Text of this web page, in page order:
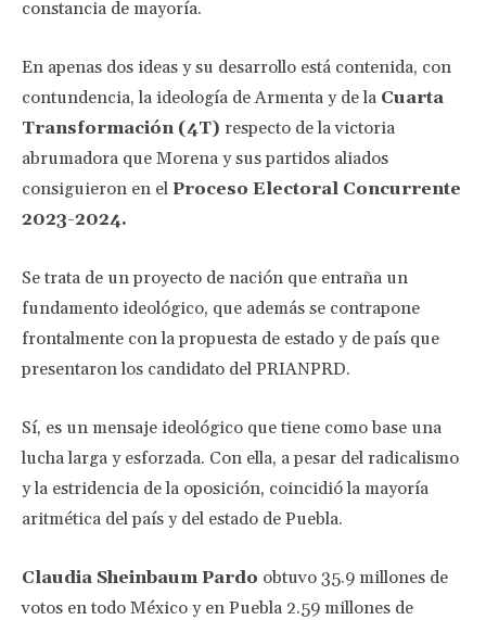
constancia de mayoría.
En apenas dos ideas y su desarrollo está contenida, con
contundencia, la ideología de Armenta y de la Cuarta
Transformación (4T) respecto de la victoria
abrumadora que Morena y sus partidos aliados
consiguieron en el Proceso Electoral Concurrente
2023-2024.
Se trata de un proyecto de nación que entraña un
fundamento ideológico, que además se contrapone
frontalmente con la propuesta de estado y de país que
presentaron los candidato del PRIANPRD.
Sí, es un mensaje ideológico que tiene como base una
lucha larga y esforzada. Con ella, a pesar del radicalismo
y la estridencia de la oposición, coincidió la mayoría
aritmética del país y del estado de Puebla.
Claudia Sheinbaum Pardo obtuvo 35.9 millones de
votos en todo México y en Puebla 2.59 millones de